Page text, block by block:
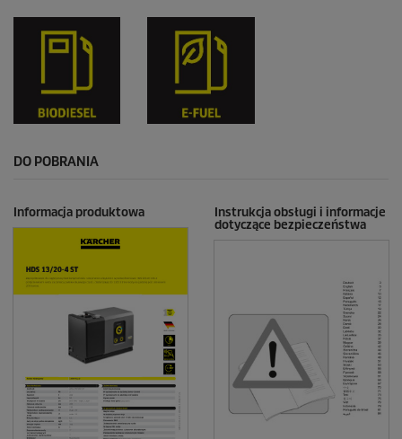
DO POBRANIA
Informacja produktowa
Instrukcja obsługi i informacje
dotyczące bezpieczeństwa